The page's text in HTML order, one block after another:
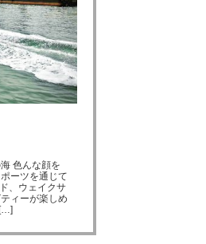
色んな顔を
ーツを通じて
、ウェイクサ
ィーが楽しめ